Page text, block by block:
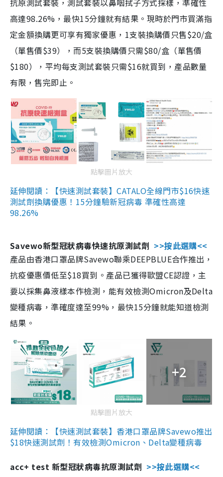
抗原測試套裝，測試套裝以鼻咽拭子方式採樣，準確性
高達98.26%，最快15分鐘就有結果。現時於門市買滿指
定金額換購更可享有獨家優惠，1支裝換購價只售$20/盒
（單售價$39），而5支裝換購價只需$80/盒（單售價
$180），平均每支測試套裝只需$16就買到，產品數量
有限，售完即止。
點擊圖片放大
延伸閱讀：【快速測試套裝】CATALO全線門市$16快速
測試劑換購優惠！15分鐘驗新冠病毒 準確性高達
98.26%
Savewo新型冠狀病毒快速抗原測試劑 >>按此選購<<
產品由香港口罩品牌Savewo聯乘DEEPBLUE合作推出，
抗疫優惠價低至$18買到。產品已獲得歐盟CE認證，主
要以採集鼻液樣本作檢測，能有效檢測Omicron及Delta
變種病毒，準確度達至99%，最快15分鐘就能知道檢測
結果。
+2
點擊圖片放大
延伸閱讀：【快速測試套裝】香港口罩品牌Savewo推出
$18快速測試劑！有效檢測Omicron、Delta變種病毒
acc+ test 新型冠狀病毒抗原測試劑 >>按此選購<<